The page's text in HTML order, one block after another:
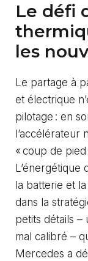
Le défi
les
Le partage à
et électrique
pilotage : en
l’accélérateur
« coup de
L’énergétique
la batterie et
dans la
petits détails –
mal calibré –
Mercedes a